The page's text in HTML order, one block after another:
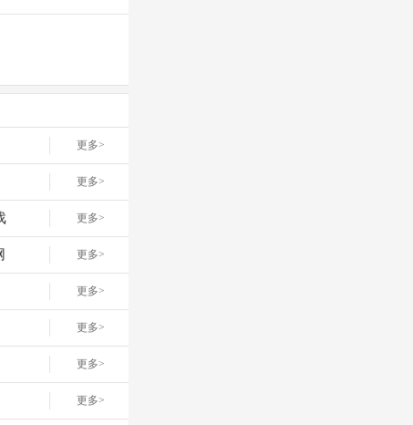
更多>
更多>
更多>
更多>
更多>
更多>
更多>
更多>